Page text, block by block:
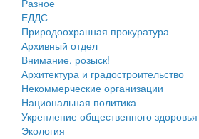
Сельские поселения
ЕДДС
Природоохранная прокуратура
Архивный отдел
Внимание, розыск!
Архитектура и градостроительство
Некоммерческие организации
Национальная политика
Укрепление общественного здоровья
Экология